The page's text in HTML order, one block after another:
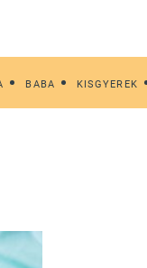
BABA KISGYEREK